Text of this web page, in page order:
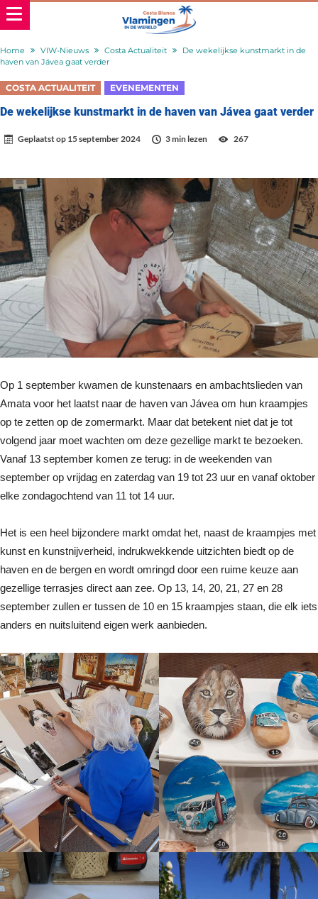
Home VIW-Nieuws Costa Actualiteit
De wekelijkse kunstmarkt in de
haven van Jávea gaat verder
COSTA ACTUALITEIT EVENEMENTEN
De wekelijkse kunstmarkt in de haven van Jávea gaat verder
Geplaatst op 15 september 2024 3 min lezen 267
Op 1 september kwamen de kunstenaars en ambachtslieden van
Amata voor het laatst naar de haven van Jávea om hun kraampjes
op te zetten op de zomermarkt. Maar dat betekent niet dat je tot
volgend jaar moet wachten om deze gezellige markt te bezoeken.
Vanaf 13 september komen ze terug: in de weekenden van
september op vrijdag en zaterdag van 19 tot 23 uur en vanaf oktober
elke zondagochtend van 11 tot 14 uur.
Het is een heel bijzondere markt omdat het, naast de kraampjes met
kunst en kunstnijverheid, indrukwekkende uitzichten biedt op de
haven en de bergen en wordt omringd door een ruime keuze aan
gezellige terrasjes direct aan zee. Op 13, 14, 20, 21, 27 en 28
september zullen er tussen de 10 en 15 kraampjes staan, die elk iets
anders en nuitsluitend eigen werk aanbieden.